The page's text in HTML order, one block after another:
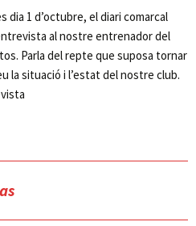
dia 1 d’octubre, el diari comarcal
al nostre entrenador del
Parla del repte que suposa tornar
la situació i l’estat del nostre club.